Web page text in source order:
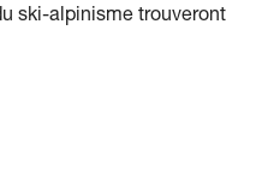
ski-alpinisme trouveront